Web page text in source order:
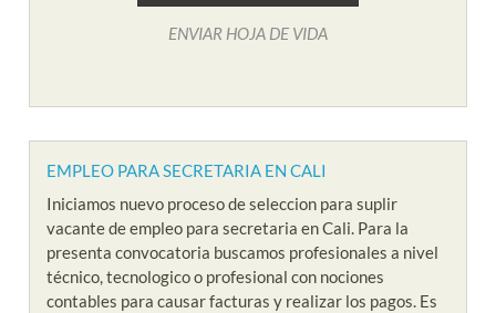
ENVIAR HOJA DE VIDA
EMPLEO PARA SECRETARIA EN CALI
Iniciamos nuevo proceso de seleccion para suplir
vacante de empleo para secretaria en Cali. Para la
presenta convocatoria buscamos profesionales a nivel
técnico, tecnologico o profesional con nociones
contables para causar facturas y realizar los pagos. Es